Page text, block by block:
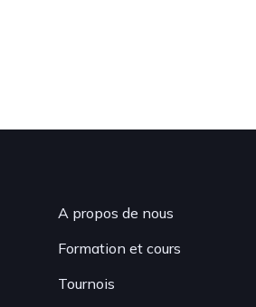
A propos de nous
Formation et cours
Tournois